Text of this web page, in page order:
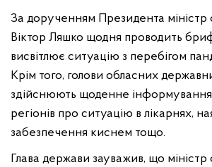
За дорученням Президента міністр
Віктор Ляшко щодня проводить
висвітлює ситуацію з перебігом
Крім того, голови обласних
здійснюють щоденне
регіонів про ситуацію в лікарнях,
забезпечення киснем тощо.
Глава держави зауважив, що міністр